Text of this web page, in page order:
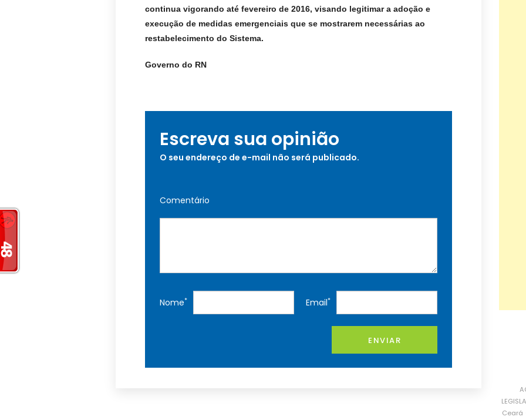
continua vigorando até fevereiro de 2016, visando legitimar a adoção e
execução de medidas emergenciais que se mostrarem necessárias ao
restabelecimento do Sistema.
Governo do RN
Escreva sua opinião
O seu endereço de e-mail não será publicado.
Comentário
Nome* Email*
ENVIAR
Ceará